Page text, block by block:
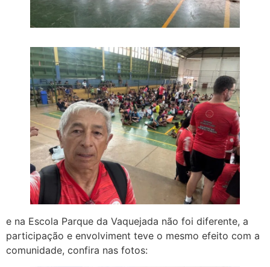
e na Escola Parque da Vaquejada não foi diferente, a
participação e envolviment teve o mesmo efeito com a
comunidade, confira nas fotos: